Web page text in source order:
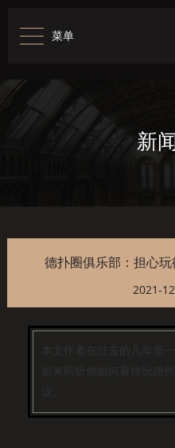
菜单
新
德扑圈俱乐部：担心
2021-
起来听听他如何看待玩德